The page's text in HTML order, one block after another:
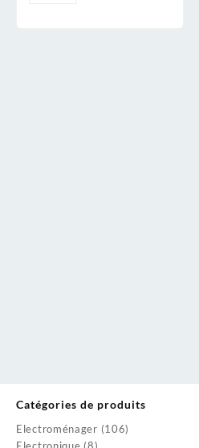
Catégories de produits
Electroménager (106)
Electronique (8)